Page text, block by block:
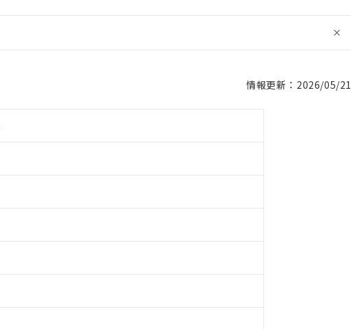
情報更新：2026/05/21